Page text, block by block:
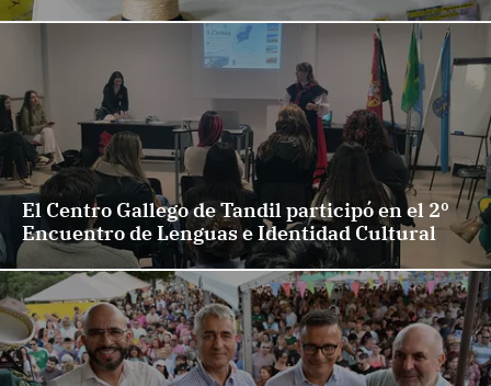
El Centro Gallego de Tandil participó en el 2º
Encuentro de Lenguas e Identidad Cultural